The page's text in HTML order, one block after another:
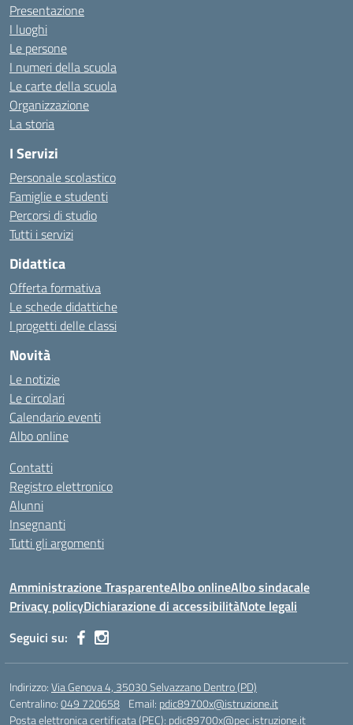
Presentazione
I luoghi
Le persone
I numeri della scuola
Le carte della scuola
Organizzazione
La storia
I Servizi
Personale scolastico
Famiglie e studenti
Percorsi di studio
Tutti i servizi
Didattica
Offerta formativa
Le schede didattiche
I progetti delle classi
Novità
Le notizie
Le circolari
Calendario eventi
Albo online
Contatti
Registro elettronico
Alunni
Insegnanti
Tutti gli argomenti
Amministrazione TrasparenteAlbo onlineAlbo sindacale
Privacy policyDichiarazione di accessibilitàNote legali
Seguici su:
Indirizzo:Via Genova 4, 35030 Selvazzano Dentro (PD)
Centralino:049 720658 Email: pdic89700x@istruzione.it
Posta elettronica certificata (PEC): pdic89700x@pec.istruzione.it